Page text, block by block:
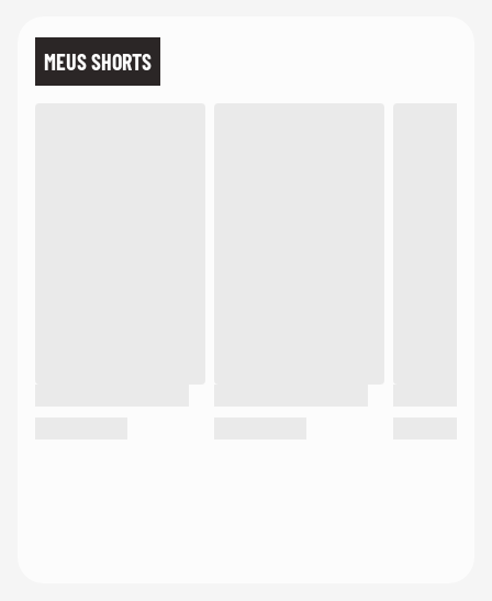
MEUS SHORTS